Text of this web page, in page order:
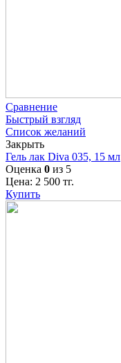
Сравнение
Быстрый взгляд
Список желаний
Закрыть
Гель лак Diva 035, 15 мл
Оценка 0 из 5
Цена: 2 500 тг.
Купить